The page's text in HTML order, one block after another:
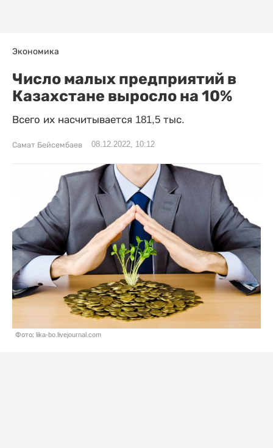
Экономика
Число малых предприятий в
Казахстане выросло на 10%
Всего их насчитывается 181,5 тыс.
Самат Бейсембаев 08.12.2022, 10:12
Фото: lika-bo.livejournal.com